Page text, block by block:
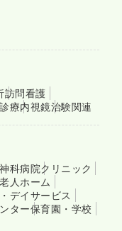
訪問看護
療内視鏡治験関連
科病院クリニック
人ホーム
デイサービス
ター保育園・学校